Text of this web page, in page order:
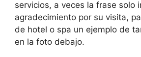
servicios, a veces la frase solo
agradecimiento por su visita,
de hotel o spa un ejemplo de
en la foto debajo.